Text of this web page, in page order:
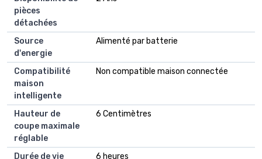
pièces
détachées
Source
d'energie
Alimenté par batterie
Compatibilité
maison
intelligente
Non compatible maison connectée
Hauteur de
coupe maximale
réglable
6 Centimètres
Durée de vie
6 heures